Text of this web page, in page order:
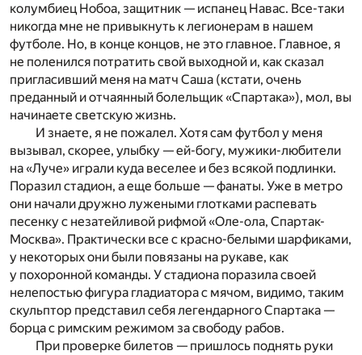
колумбиец Нобоа, защитник — испанец Навас. Все-таки
никогда мне не привыкнуть к легионерам в нашем
футболе. Но, в конце концов, не это главное. Главное, я
не поленился потратить свой выходной и, как сказал
пригласивший меня на матч Саша (кстати, очень
преданный и отчаянный болельщик «Спартака»), мол, вы
начинаете светскую жизнь.
И знаете, я не пожалел. Хотя сам футбол у меня
вызывал, скорее, улыбку — ей-богу, мужики-любители
на «Луче» играли куда веселее и без всякой подлинки.
Поразил стадион, а еще больше — фанаты. Уже в метро
они начали дружно лужеными глотками распевать
песенку с незатейливой рифмой «Оле-ола, Спартак-
Москва». Практически все с красно-белыми шарфиками,
у некоторых они были повязаны на рукаве, как
у похоронной команды. У стадиона поразила своей
нелепостью фигура гладиатора с мячом, видимо, таким
скульптор представил себя легендарного Спартака —
борца с римским режимом за свободу рабов.
При проверке билетов — пришлось поднять руки